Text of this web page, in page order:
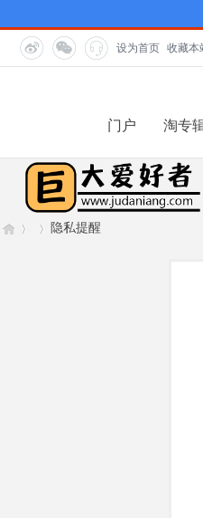
设为首页 收藏本
门户 淘专
隐私提醒